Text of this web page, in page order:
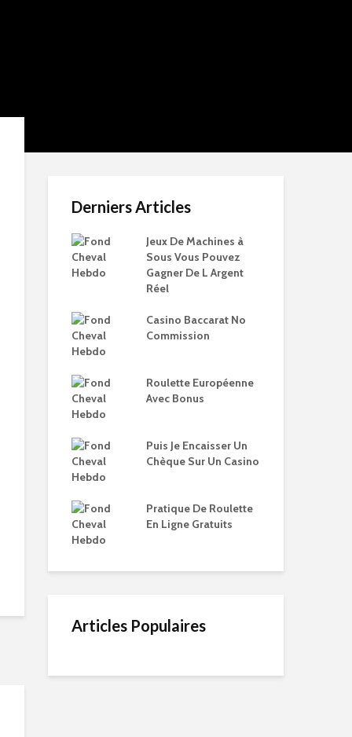
Derniers Articles
Jeux De Machines à
Sous Vous Pouvez
Gagner De L Argent
Réel
Casino Baccarat No
Commission
Roulette Européenne
Avec Bonus
Puis Je Encaisser Un
Chèque Sur Un Casino
Pratique De Roulette
En Ligne Gratuits
Articles Populaires